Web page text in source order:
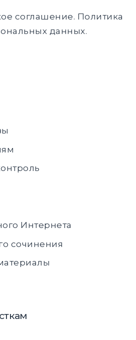
соглашение. Политика
данных.
Интернета
сочинения